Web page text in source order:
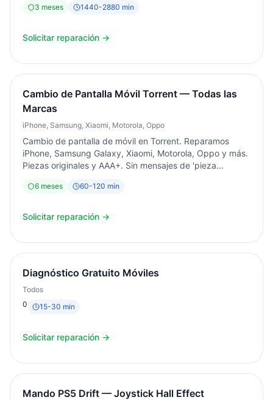
3 meses 1440-2880 min
Solicitar reparación →
Cambio de Pantalla Móvil Torrent — Todas las
Marcas
iPhone, Samsung, Xiaomi, Motorola, Oppo
Cambio de pantalla de móvil en Torrent. Reparamos
iPhone, Samsung Galaxy, Xiaomi, Motorola, Oppo y más.
Piezas originales y AAA+. Sin mensajes de 'pieza
Diagnóstico siempre gratuito. Garantía 6 meses por
6 meses 60-120 min
Solicitar reparación →
Diagnóstico Gratuito Móviles
Todos
0
15-30 min
Solicitar reparación →
Mando PS5 Drift — Joystick Hall Effect